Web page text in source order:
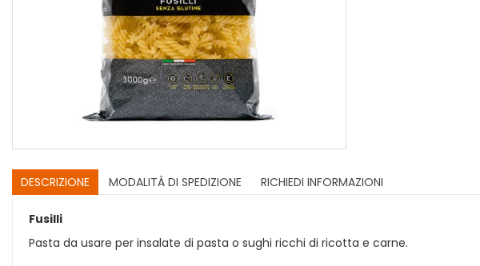
DESCRIZIONE MODALITÀ DI SPEDIZIONE RICHIEDI INFORMAZIONI
Fusilli
Pasta da usare per insalate di pasta o sughi ricchi di ricotta e carne.